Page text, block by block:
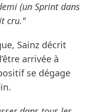
(un Sprint dans
cru."
Sainz décrit
arrivée à
se dégage